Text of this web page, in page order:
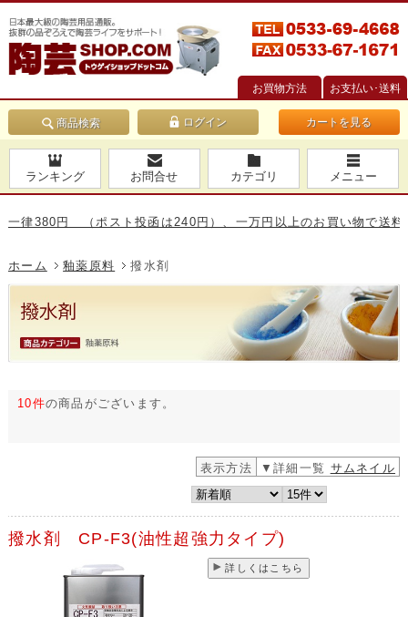
お買物方法 お支払い･送料
商品検索 カートを見る
ランキング お問合せ カテゴリ メニュー
円 （ポスト投函は240円）、一万円以上のお買い物で送料無料で
ホーム 釉薬原料 撥水剤
10件の商品がございます。
表示方法 ▼詳細一覧 サムネイル
撥水剤 CP-F3(油性超強力タイプ)
詳しくはこちら